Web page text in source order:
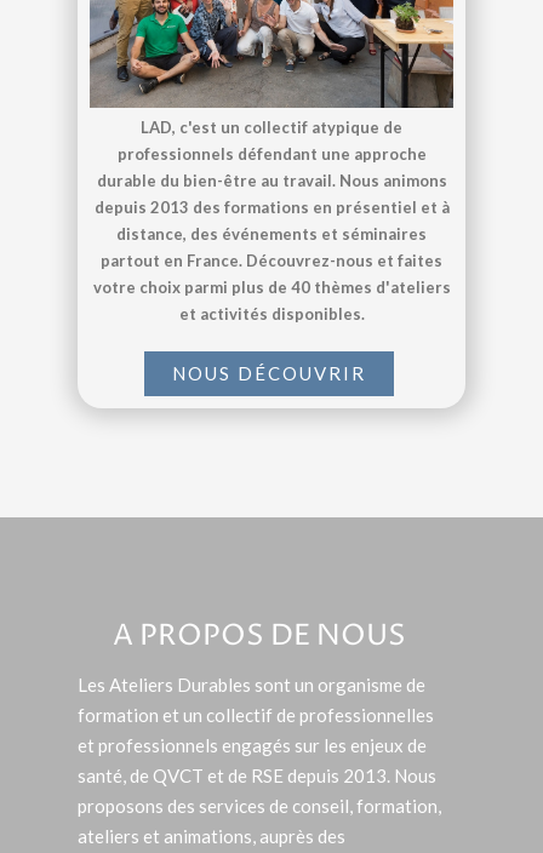
LAD, c'est un collectif atypique de
professionnels défendant une approche
durable du bien-être au travail. Nous animons
depuis 2013 des formations en présentiel et à
distance, des événements et séminaires
partout en France. Découvrez-nous et faites
votre choix parmi plus de 40 thèmes d'ateliers
et activités disponibles.
NOUS DÉCOUVRIR
A PROPOS DE NOUS
Les Ateliers Durables sont un organisme de
formation et un collectif de professionnelles
et professionnels engagés sur les enjeux de
santé, de QVCT et de RSE depuis 2013. Nous
proposons des services de conseil, formation,
ateliers et animations, auprès des